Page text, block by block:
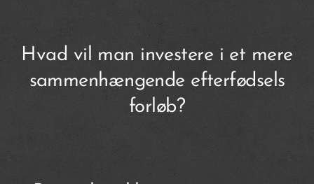
Hvad vil man investere i et mere
sammenhængende efterfødsels
forløb?